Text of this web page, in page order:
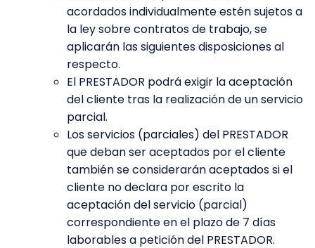
acordados individualmente estén sujetos a
la ley sobre contratos de trabajo, se
aplicarán las siguientes disposiciones al
respecto.
El PRESTADOR podrá exigir la aceptación
del cliente tras la realización de un servicio
parcial.
Los servicios (parciales) del PRESTADOR
que deban ser aceptados por el cliente
también se considerarán aceptados si el
cliente no declara por escrito la
aceptación del servicio (parcial)
correspondiente en el plazo de 7 días
laborables a petición del PRESTADOR.